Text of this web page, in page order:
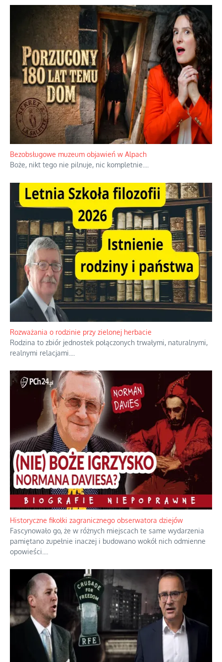
Niezwykłe wyścigi dawnych osadników w Palestynie
W 1938 roku, uwaga, 17% tych osadników niemieckich w
Palestynie było członkiem partii nazistowskiej i podczas II
wojny światowej byli internowani...
Bezobsługowe muzeum objawień w Alpach
Boże, nikt tego nie pilnuje, nic kompletnie....
Rozważania o rodzinie przy zielonej herbacie
Rodzina to zbiór jednostek połączonych trwałymi, naturalnymi,
realnymi relacjami....